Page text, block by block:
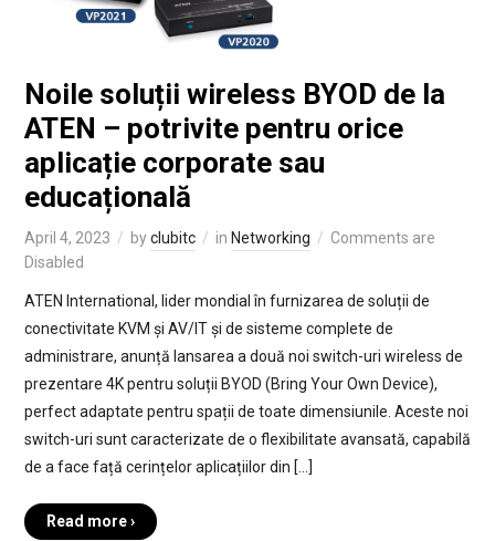
Noile soluții wireless BYOD de la
ATEN – potrivite pentru orice
aplicație corporate sau
educațională
April 4, 2023 byclubitc in Networking
Comments are
Disabled
ATEN International, lider mondial în furnizarea de soluții de
conectivitate KVM și AV/IT și de sisteme complete de
administrare, anunță lansarea a două noi switch-uri wireless de
prezentare 4K pentru soluții BYOD (Bring Your Own Device),
perfect adaptate pentru spații de toate dimensiunile. Aceste noi
switch-uri sunt caracterizate de o flexibilitate avansată, capabilă
de a face față cerințelor aplicațiilor din […]
Read more ›